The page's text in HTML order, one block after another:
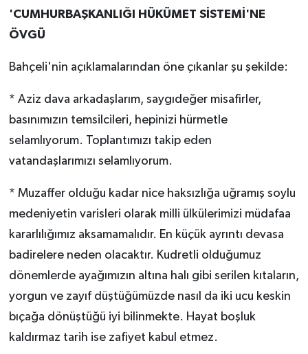
'CUMHURBAŞKANLIĞI HÜKÜMET SİSTEMİ'NE
ÖVGÜ
Bahçeli'nin açıklamalarından öne çıkanlar şu şekilde:
* Aziz dava arkadaşlarım, saygıdeğer misafirler,
basınımızın temsilcileri, hepinizi hürmetle
selamlıyorum. Toplantımızı takip eden
vatandaşlarımızı selamlıyorum.
* Muzaffer olduğu kadar nice haksızlığa uğramış soylu
medeniyetin varisleri olarak milli ülkülerimizi müdafaa
kararlılığımız aksamamalıdır. En küçük ayrıntı devasa
badirelere neden olacaktır. Kudretli olduğumuz
dönemlerde ayağımızın altına halı gibi serilen kıtaların,
yorgun ve zayıf düştüğümüzde nasıl da iki ucu keskin
bıçağa dönüştüğü iyi bilinmekte. Hayat boşluk
kaldırmaz tarih ise zafiyet kabul etmez.